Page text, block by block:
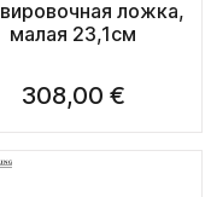
ложка,
малая 23,1см
308,00 €